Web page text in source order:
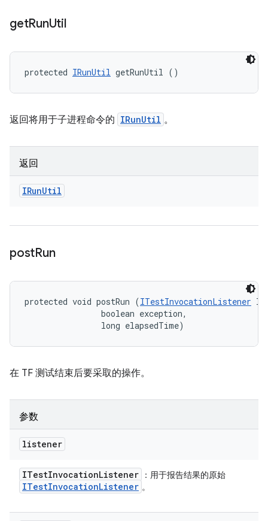
getRunUtil
protected IRunUtil getRunUtil ()
返回将用于子进程命令的 IRunUtil 。
返回
IRunUtil
postRun
protected void postRun (ITestInvocationListener
                boolean exception,
                long elapsedTime)
在 TF 测试结束后要采取的操作。
参数
listener
ITestInvocationListener ：用于报告结果的原始
ITestInvocationListener 。